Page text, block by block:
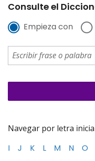
Consulte el
Empieza con
Navegar por letra
I
J K L M N O